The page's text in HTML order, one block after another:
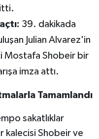
39. dakikada
Julian Alvarez'in
Mostafa Shobeir bir
imza attı.
Tamamlandı
sakatlıklar
kalecisi Shobeir ve